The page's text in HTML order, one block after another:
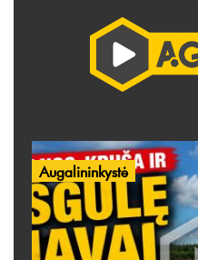
Augalininkystė